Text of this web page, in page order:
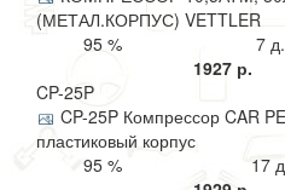
(МЕТАЛ.КОРПУС) VETTLER
95 %
7 д.
1927 р.
CP-25P
CP-25P Компрессор CAR
пластиковый корпус
95 %
17